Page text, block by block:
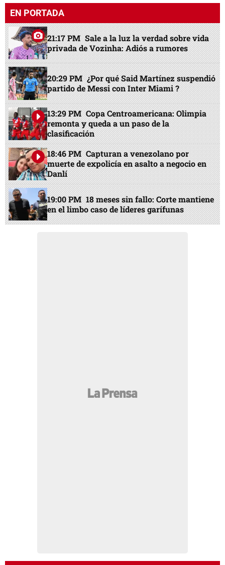
EN PORTADA
21:17 PM Sale a la luz la verdad sobre vida
privada de Vozinha: Adiós a rumores
20:29 PM ¿Por qué Said Martínez suspendió
partido de Messi con Inter Miami ?
13:29 PM Copa Centroamericana: Olimpia
remonta y queda a un paso de la
clasificación
18:46 PM Capturan a venezolano por
muerte de expolicía en asalto a negocio en
Danlí
19:00 PM 18 meses sin fallo: Corte mantiene
en el limbo caso de líderes garífunas